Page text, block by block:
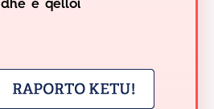
dhe e qëlloi